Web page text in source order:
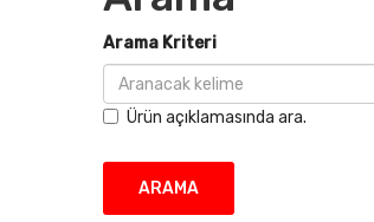
Arama Kriteri
Ürün açıklamasında ara.